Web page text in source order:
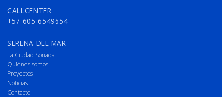
CALLCENTER
+57 605 6549654
SERENA DEL MAR
La Ciudad Soñada
Quiénes somos
Proyectos
Noticias
Contacto